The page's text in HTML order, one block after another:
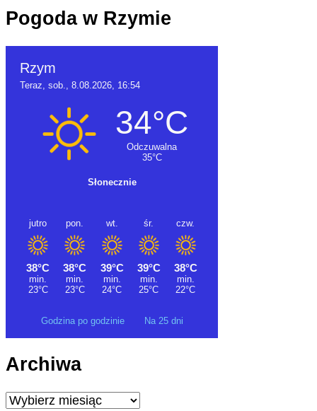
Pogoda w Rzymie
Godzina po godzinie Na 25 dni
Archiwa
Archiwa